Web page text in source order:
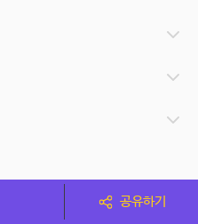
공유하기